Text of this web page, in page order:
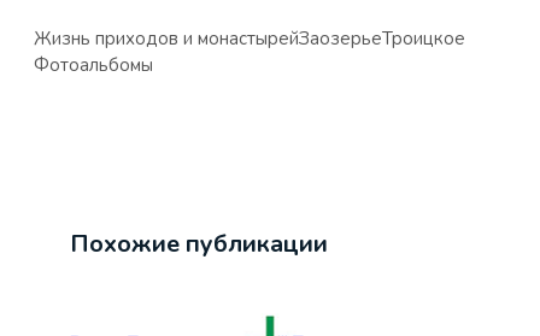
Жизнь приходов и монастырейЗаозерьеТроицкое
Фотоальбомы
Похожие публикации